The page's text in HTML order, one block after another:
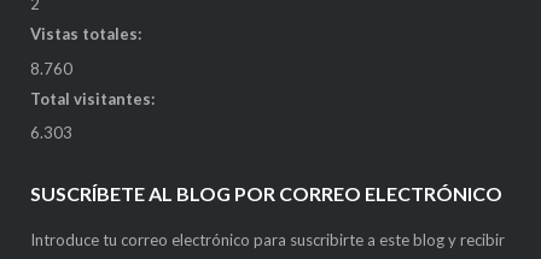
2
Vistas totales:
8.760
Total visitantes:
6.303
SUSCRÍBETE AL BLOG POR CORREO ELECTRÓNICO
Introduce tu correo electrónico para suscribirte a este blog y recibir